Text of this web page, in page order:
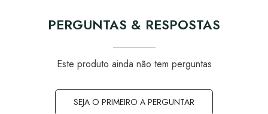
PERGUNTAS & RESPOSTAS
Este produto ainda não tem perguntas
SEJA O PRIMEIRO A PERGUNTAR